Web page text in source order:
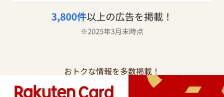
おトクな情報を多数掲載！